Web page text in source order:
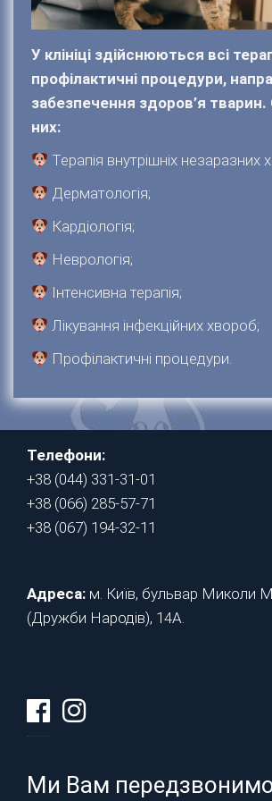
У клініці здійснюються всі
профілактичні процедури,
забезпечення здоров’я тварин.
них:
Терапія внутрішніх незаразних
Дерматологія;
Кардіологія;
Неврологія;
Інтенсивна терапія;
Лікування інфекційних хвороб;
Профілактичні процедури.
Телефони:
+38 (044) 331-31-01
+38 (066) 285-57-71
+38 (067) 194-32-11
Адреса: м. Київ, бульвар Миколи
(Дружби Народів), 14А.
Ми Вам